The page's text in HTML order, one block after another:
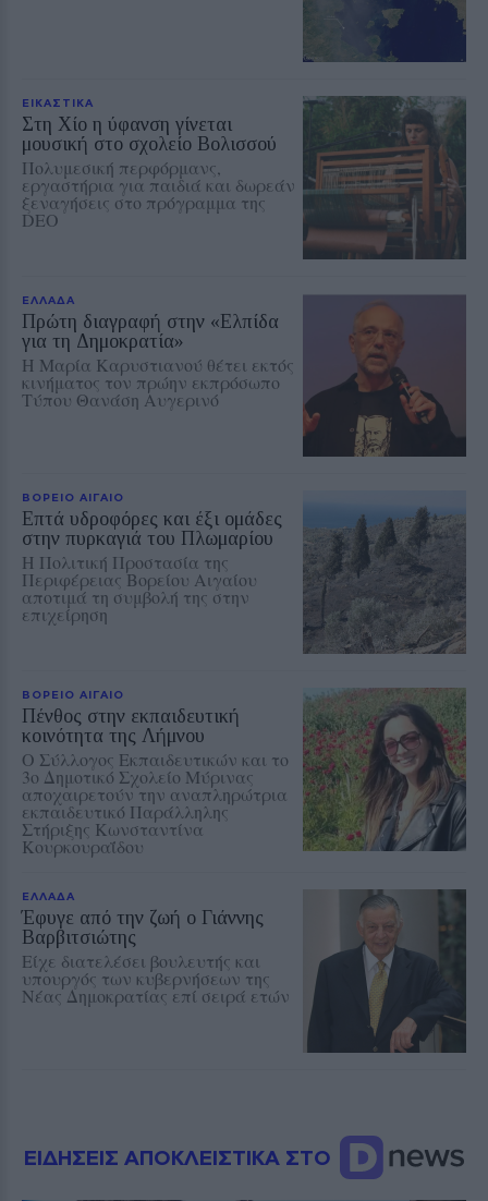
ΕΙΚΑΣΤΙΚΑ
Στη Χίο η ύφανση γίνεται
μουσική στο σχολείο Βολισσού
Πολυμεσική περφόρμανς,
εργαστήρια για παιδιά και δωρεάν
ξεναγήσεις στο πρόγραμμα της
DEO
ΕΛΛΑΔΑ
Πρώτη διαγραφή στην «Ελπίδα
για τη Δημοκρατία»
Η Μαρία Καρυστιανού θέτει εκτός
κινήματος τον πρώην εκπρόσωπο
Τύπου Θανάση Αυγερινό
ΒΟΡΕΙΟ ΑΙΓΑΙΟ
Επτά υδροφόρες και έξι ομάδες
στην πυρκαγιά του Πλωμαρίου
Η Πολιτική Προστασία της
Περιφέρειας Βορείου Αιγαίου
αποτιμά τη συμβολή της στην
επιχείρηση
ΒΟΡΕΙΟ ΑΙΓΑΙΟ
Πένθος στην εκπαιδευτική
κοινότητα της Λήμνου
Ο Σύλλογος Εκπαιδευτικών και το
3ο Δημοτικό Σχολείο Μύρινας
αποχαιρετούν την αναπληρώτρια
εκπαιδευτικό Παράλληλης
Στήριξης Κωνσταντίνα
Κουρκουραΐδου
ΕΛΛΑΔΑ
Έφυγε από την ζωή ο Γιάννης
Βαρβιτσιώτης
Είχε διατελέσει βουλευτής και
υπουργός των κυβερνήσεων της
Νέας Δημοκρατίας επί σειρά ετών
ΕΙΔΗΣΕΙΣ ΑΠΟΚΛΕΙΣΤΙΚΑ ΣΤΟ